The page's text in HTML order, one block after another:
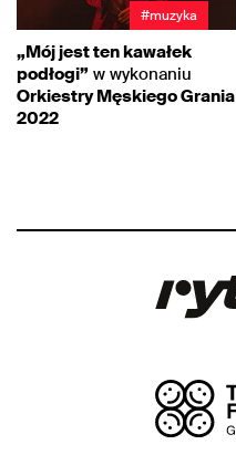
#muzyka
„Mój jest ten kawałek
podłogi” w wykonaniu
Orkiestry Męskiego Grania
2022